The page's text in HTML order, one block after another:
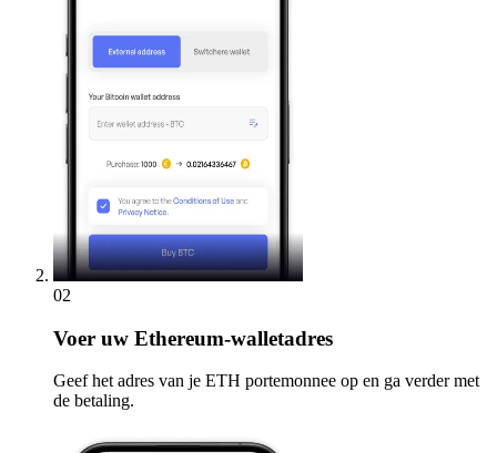
02
Voer uw Ethereum-walletadres
Geef het adres van je ETH portemonnee op en ga verder met
de betaling.